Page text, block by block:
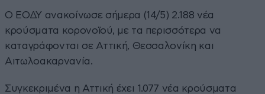
Ο ΕΟΔΥ ανακοίνωσε σήμερα (14/5) 2.188 νέα
κρούσματα κορονοϊού, με τα περισσότερα να
καταγράφονται σε Αττική, Θεσσαλονίκη και
Αιτωλοακαρνανία.
Συγκεκριμένα η Αττική έχει 1.077 νέα κρούσματα